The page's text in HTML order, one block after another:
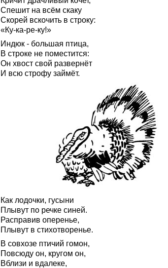
Спешит на всём скаку
Скорей вскочить в строку:
«Ку-ка-ре-ку!»
Индюк - большая птица,
В строке не поместится:
Он хвост свой развернёт
И всю строфу займёт.
Как лодочки, гусыни
Плывут по речке синей.
Расправив оперенье,
Плывут в стихотворенье.
В совхозе птичий гомон,
Повсюду он, кругом он,
Вблизи и вдалеке,